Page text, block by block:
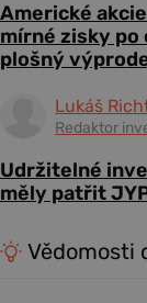
Americké
mírné zisky
plošný
Lukáš
Redaktor
Udržitelné
měly patřit
Vědomosti